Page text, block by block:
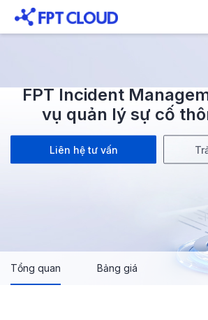
FPT Incident
vụ quản lý sự cố
Liên hệ tư vấn
Tổng quan Bảng giá